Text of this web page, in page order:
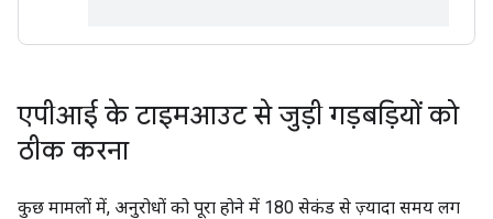
एपीआई के टाइमआउट से जुड़ी गड़बड़ियों को
ठीक करना
कुछ मामलों में, अनुरोधों को पूरा होने में 180 सेकंड से ज़्यादा समय लग